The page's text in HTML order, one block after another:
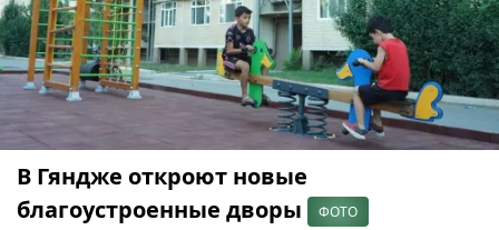
В Гяндже откроют новые
благоустроенные дворы
ФОТО